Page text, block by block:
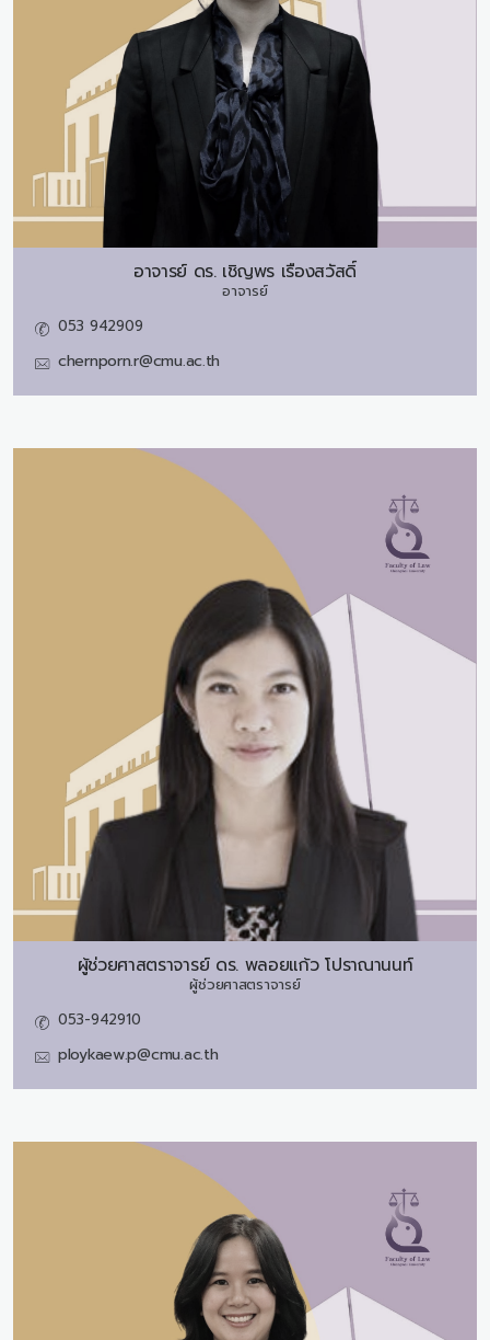
อาจารย์ ดร. เชิญพร เรืองสวัสดิ์
อาจารย์
053 942909
chernporn.r@cmu.ac.th
ผู้ช่วยศาสตราจารย์ ดร. พลอยแก้ว โปราณานนท์
ผู้ช่วยศาสตราจารย์
053-942910
ploykaew.p@cmu.ac.th